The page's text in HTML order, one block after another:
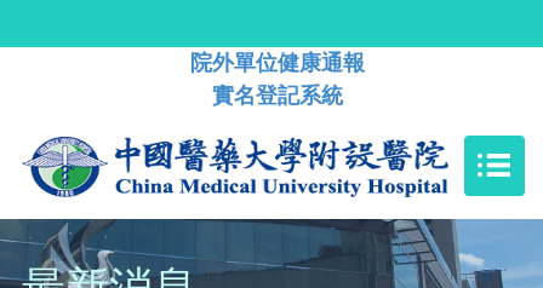
院外單位健康通報
實名登記系統